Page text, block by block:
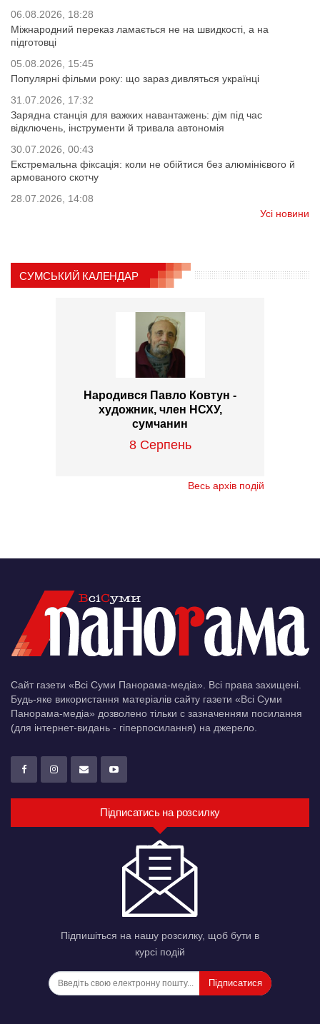
06.08.2026, 18:28
Міжнародний переказ ламається не на швидкості, а на
підготовці
05.08.2026, 15:45
Популярні фільми року: що зараз дивляться українці
31.07.2026, 17:32
Зарядна станція для важких навантажень: дім під час
відключень, інструменти й тривала автономія
30.07.2026, 00:43
Екстремальна фіксація: коли не обійтися без алюмінієвого й
армованого скотчу
28.07.2026, 14:08
Усі новини
СУМСЬКИЙ КАЛЕНДАР
Народився Павло Ковтун -
художник, член НСХУ,
сумчанин
8 Серпень
Весь архів подій
Сайт газети «Всі Суми Панорама-медіа». Всі права захищені.
Будь-яке використання матеріалів сайту газети «Всі Суми
Панорама-медіа» дозволено тільки c зазначенням посилання
(для інтернет-видань - гіперпосилання) на джерело.
Підписатись на розсилку
Підпишіться на нашу розсилку, щоб бути в
курсі подій
Підписатися